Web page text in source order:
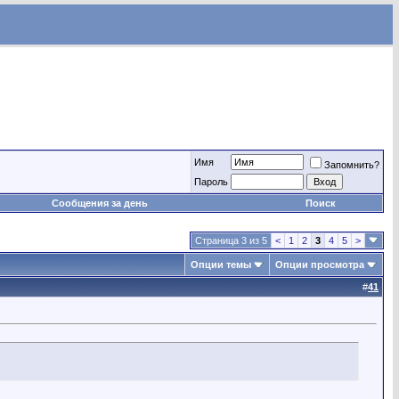
Имя
Запомнить?
Пароль
Сообщения за день
Поиск
Страница 3 из 5 < 1 2 3 4 5 >
Опции темы Опции просмотра
#41